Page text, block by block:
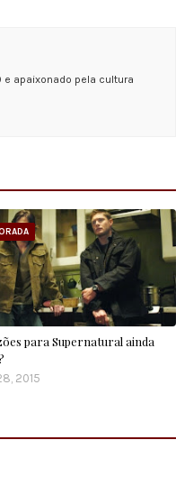
e apaixonado pela cultura
para Supernatural ainda
2015